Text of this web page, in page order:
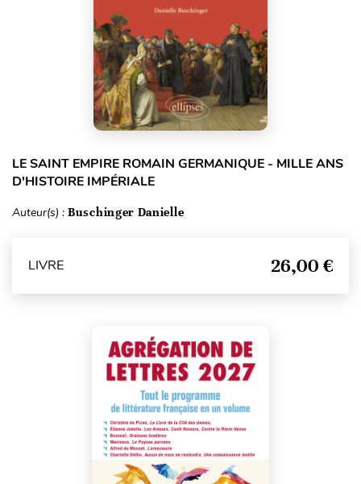
LE SAINT EMPIRE ROMAIN GERMANIQUE - MILLE ANS
D'HISTOIRE IMPÉRIALE
Auteur(s) : Buschinger Danielle
LIVRE 26,00 €